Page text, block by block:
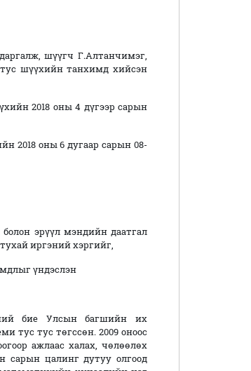
шүүгч Г.Алтанчимэг,
тус шүүхийн танхимд хийсэн
2018 оны 4 дүгээр сарын
2018оны 6 дугаар сарын 08-
эрүүл мэндийн даатгал
иргэний хэргийг,
үндэслэн
бие Улсын багшийн их
тус тус төгссөн. 2009 оноос
ажлаас халах, чөлөөлөх
сарын цалинг дутуу олгоод